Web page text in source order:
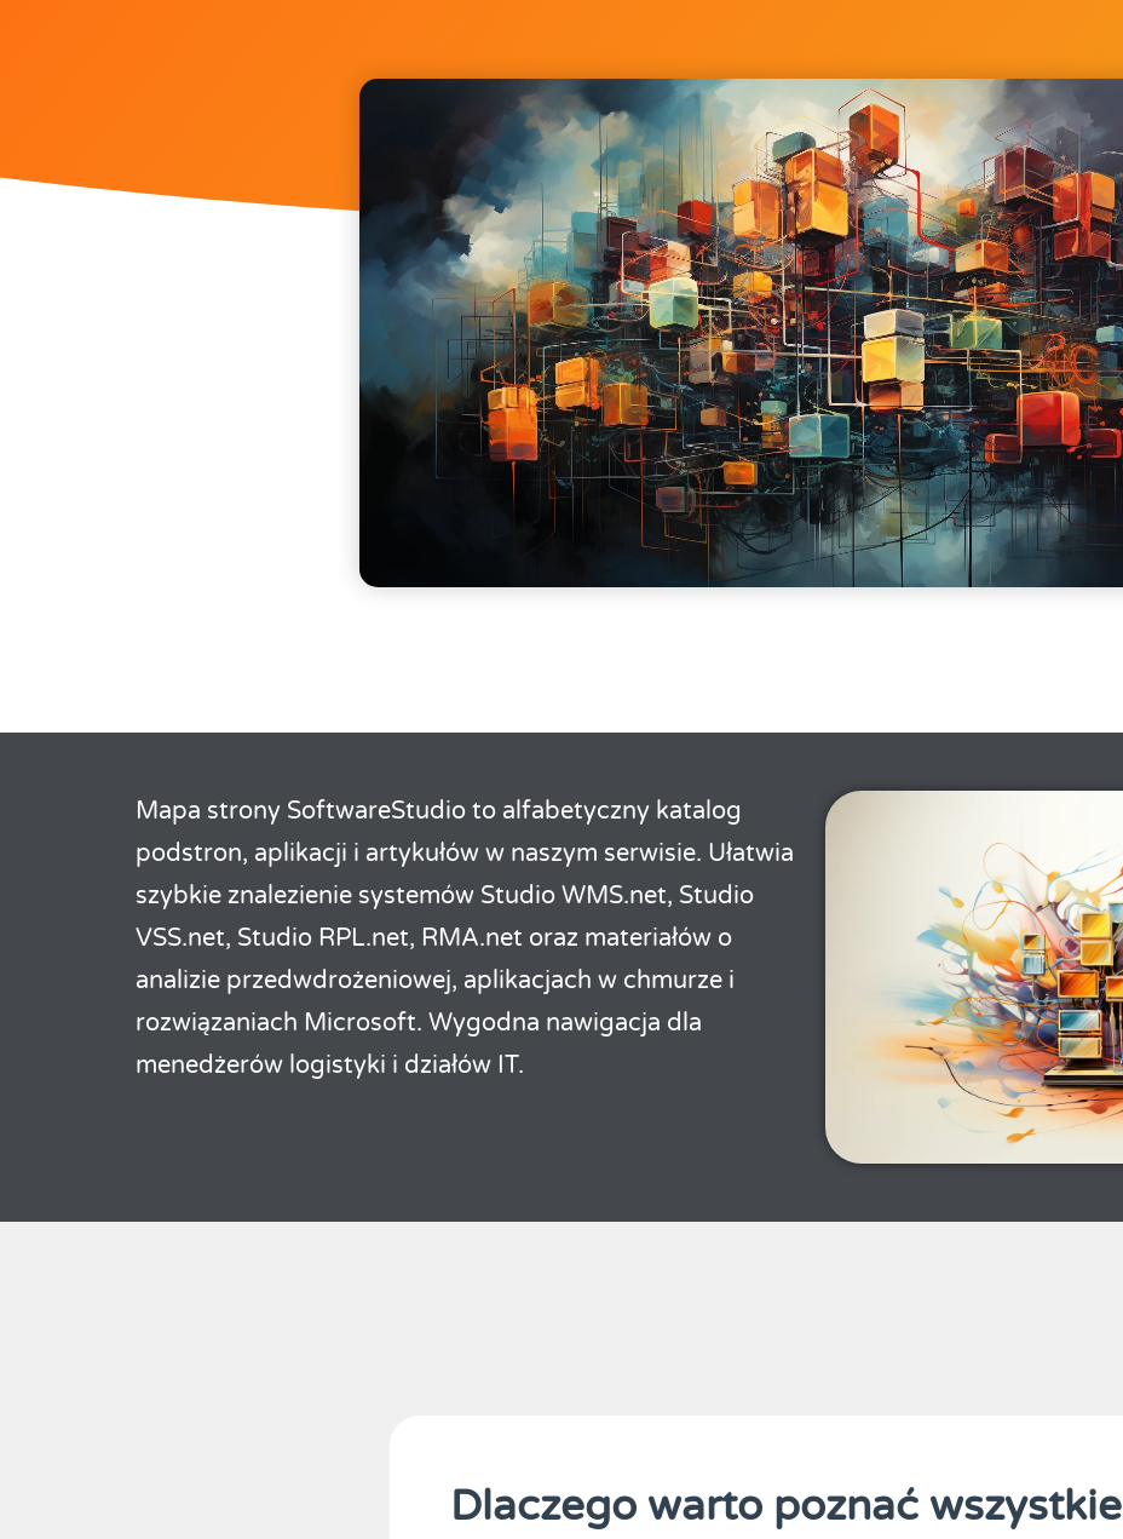
Mapa strony SoftwareStudio to alfabetyczny katalog
podstron, aplikacji i artykułów w naszym serwisie. Ułatwia
szybkie znalezienie systemów Studio WMS.net, Studio
VSS.net, Studio RPL.net, RMA.net oraz materiałów o
analizie przedwdrożeniowej, aplikacjach w chmurze i
rozwiązaniach Microsoft. Wygodna nawigacja dla
menedżerów logistyki i działów IT.
Dlaczego warto poznać wszystkie